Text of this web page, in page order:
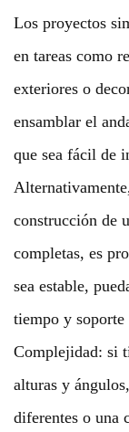
Los proyectos
en tareas como
exteriores o
ensamblar el
que sea fácil de
construcción de
completas, es
sea estable,
tiempo y
Complejidad: si
alturas y
diferentes o una